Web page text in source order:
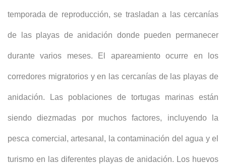
temporada de reproducción, se trasladan a las cercanías
de las playas de anidación donde pueden permanecer
durante varios meses. El apareamiento ocurre en los
corredores migratorios y en las cercanías de las playas de
anidación. Las poblaciones de tortugas marinas están
siendo diezmadas por muchos factores, incluyendo la
pesca comercial, artesanal, la contaminación del agua y el
turismo en las diferentes playas de anidación. Los huevos